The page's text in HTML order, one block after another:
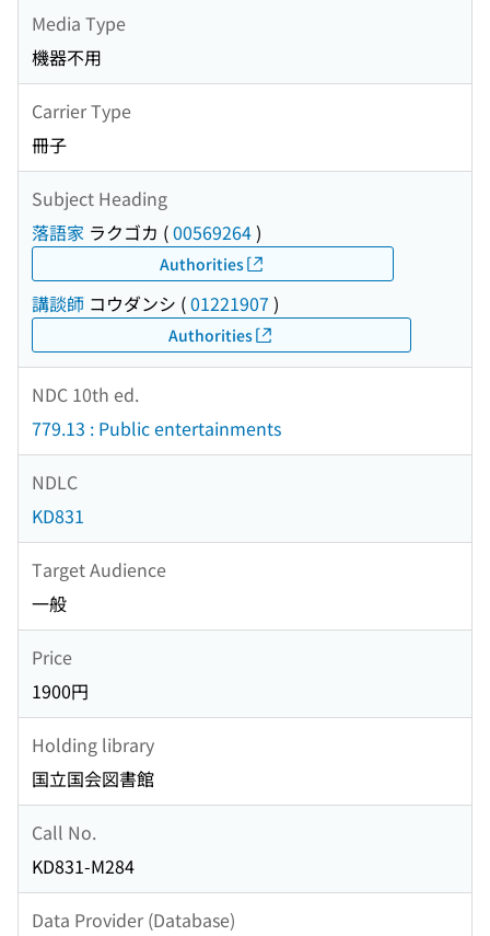
Media Type
機器不用
Carrier Type
冊子
Subject Heading
落語家 ラクゴカ (00569264)
Authorities
講談師 コウダンシ (01221907 )
Authorities
NDC 10th ed.
779.13 : Public entertainments
NDLC
KD831
Target Audience
一般
Price
1900円
Holding library
国立国会図書館
Call No.
KD831-M284
Data Provider (Database)